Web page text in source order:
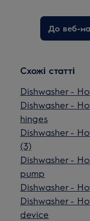
До веб-
Схожі статті
Dishwasher -
Dishwasher -
hinges
Dishwasher -
(3)
Dishwasher -
pump
Dishwasher -
Dishwasher -
device